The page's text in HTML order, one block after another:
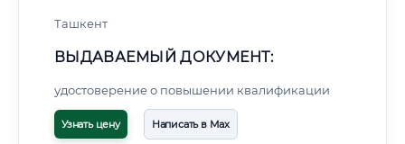
Ташкент
ВЫДАВАЕМЫЙ ДОКУМЕНТ:
удостоверение о повышении квалификации
Узнать цену Написать в Max